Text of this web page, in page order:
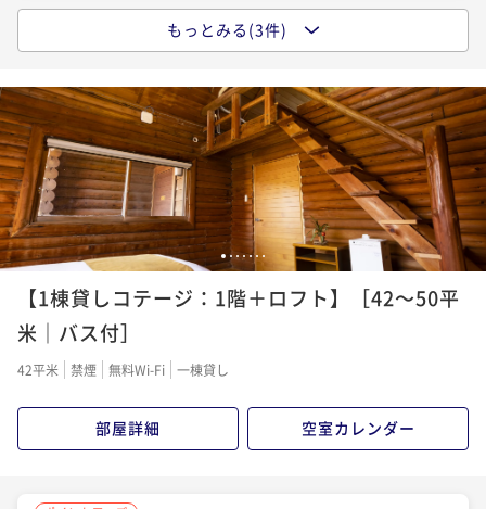
【1泊朝食】「五島うどん」「五島の鮮魚の漬け」な
ど、島の食材を活かした＜ビュッフェ形式＞の朝ご
飯。
朝食付き 現地決済可 事前決済可
IN 16:00 - 21:00 OUT11:00
ポイント即利用で最大7％OFF
¥35,100~
2名 ¥ 32,643 ~
ポイントアップ
【グレードUP-かがりび会席-】＜和牛すき焼き・五島
の地魚盛り＞付。山海の幸で～贅を味わう～
二食付き 現地決済可
¥54,900~
2名 ¥ 51,057 ~
もっとみる(3件)
1 234567
【1棟貸しコテージ：1階＋ロフト】［42～50平
米｜バス付］
42平米 禁煙 無料Wi-Fi 一棟貸し
部屋詳細 空室カレンダー